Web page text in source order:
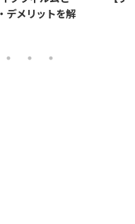
デメリットを解